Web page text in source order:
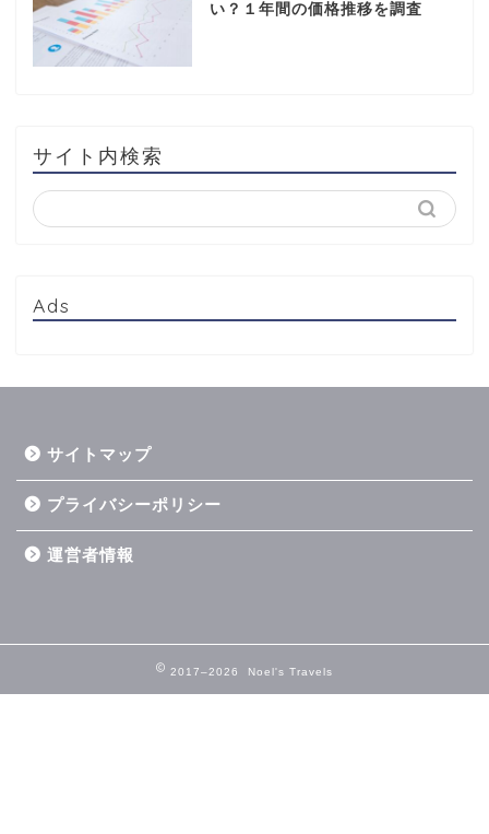
い？１年間の価格推移を調査
サイト内検索
Ads
サイトマップ
プライバシーポリシー
運営者情報
2017–2026 Noel's Travels